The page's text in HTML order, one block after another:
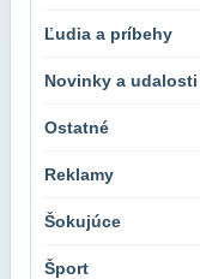
Ľudia a príbehy
Novinky a udalosti
Ostatné
Reklamy
Šokujúce
Šport